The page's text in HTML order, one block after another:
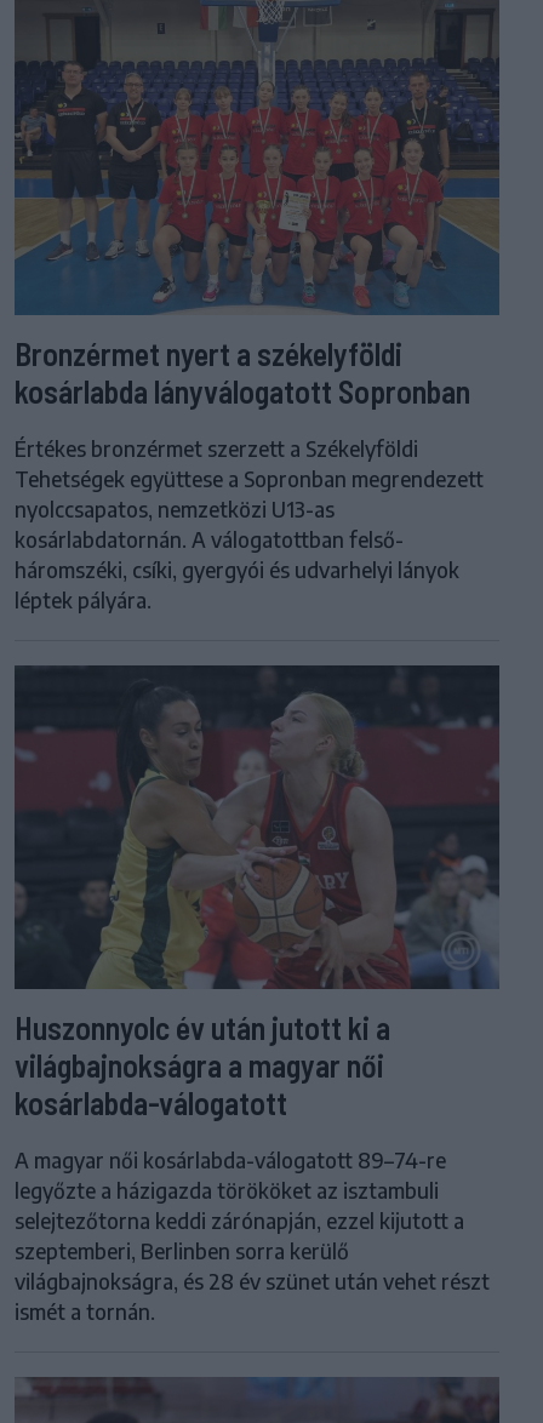
Bronzérmet nyert a székelyföldi
kosárlabda lányválogatott Sopronban
Értékes bronzérmet szerzett a Székelyföldi
Tehetségek együttese a Sopronban megrendezett
nyolccsapatos, nemzetközi U13-as
kosárlabdatornán. A válogatottban felső-
háromszéki, csíki, gyergyói és udvarhelyi lányok
léptek pályára.
Huszonnyolc év után jutott ki a
világbajnokságra a magyar női
kosárlabda-válogatott
A magyar női kosárlabda-válogatott 89–74-re
legyőzte a házigazda törököket az isztambuli
selejtezőtorna keddi zárónapján, ezzel kijutott a
szeptemberi, Berlinben sorra kerülő
világbajnokságra, és 28 év szünet után vehet részt
ismét a tornán.